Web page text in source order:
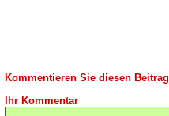
Kommentieren Sie diesen Beitrag
Ihr Kommentar